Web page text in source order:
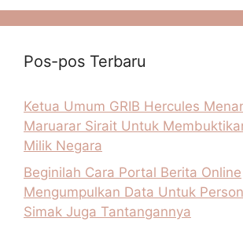
Pos-pos Terbaru
Ketua Umum GRIB Hercules
Maruarar Sirait Untuk
Milik Negara
Beginilah Cara Portal Berita Online
Mengumpulkan Data Untuk
Simak Juga Tantangannya